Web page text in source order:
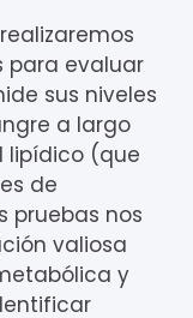
para evaluar
sus niveles
a largo
lipídico (que
de
pruebas nos
valiosa
y